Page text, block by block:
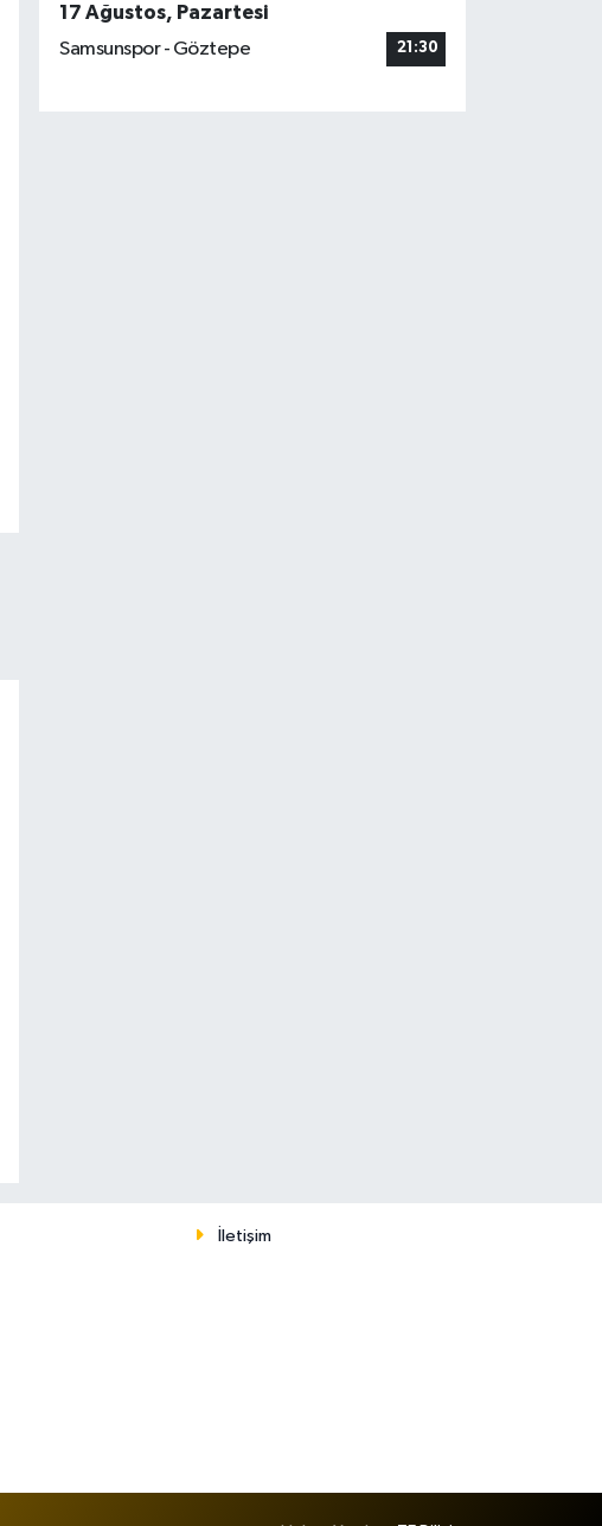
17 Ağustos, Pazartesi
Samsunspor - Göztepe
21:30
İletişim